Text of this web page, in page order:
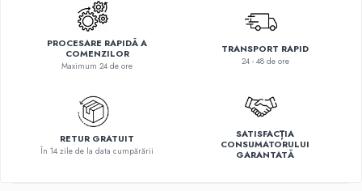
PROCESARE RAPIDĂ A
COMENZILOR
Maximum 24 de ore
TRANSPORT RAPID
24 - 48 de ore
RETUR GRATUIT
În 14 zile de la data cumpărării
SATISFACȚIA
CONSUMATORULUI
GARANTATĂ